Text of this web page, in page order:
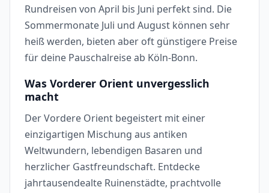
Rundreisen von April bis Juni perfekt sind. Die
Sommermonate Juli und August können sehr
heiß werden, bieten aber oft günstigere Preise
für deine Pauschalreise ab Köln-Bonn.
Was Vorderer Orient unvergesslich
macht
Der Vordere Orient begeistert mit einer
einzigartigen Mischung aus antiken
Weltwundern, lebendigen Basaren und
herzlicher Gastfreundschaft. Entdecke
jahrtausendealte Ruinenstädte, prachtvolle